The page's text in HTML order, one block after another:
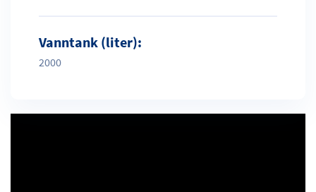
Vanntank (liter):
2000